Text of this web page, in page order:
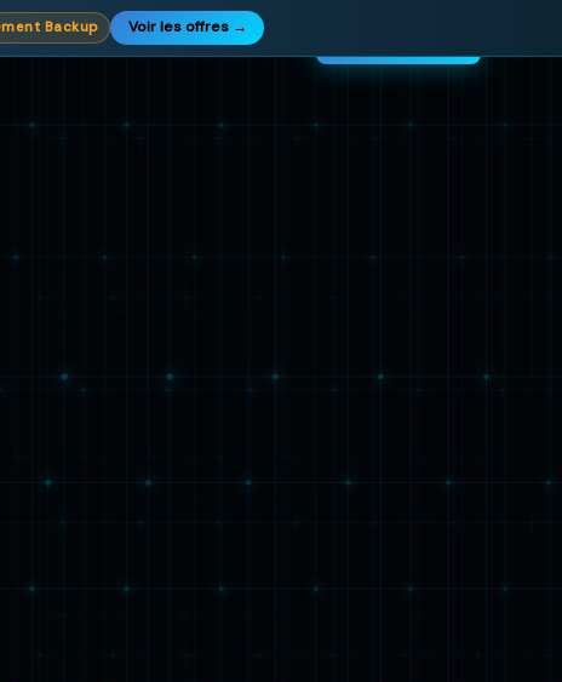
Backup Voir les offres →
Pourquoi nousFAQRevendeur